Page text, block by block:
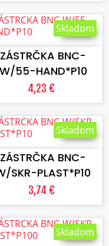
VLOŽIŤ DO KOŠÍKA
ZÁSTRČKA BNC-
W/55-HAND*P10
4,23 €
Skladom
VLOŽIŤ DO KOŠÍKA
ZÁSTRČKA BNC-
SKR-PLAST*P10
3,74 €
Skladom
VLOŽIŤ DO KOŠÍKASkladom